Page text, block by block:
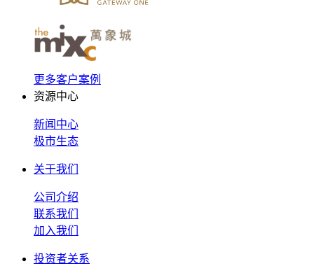
更多客户案例
资源中心
新闻中心
极市生态
关于我们
公司介绍
联系我们
加入我们
投资者关系